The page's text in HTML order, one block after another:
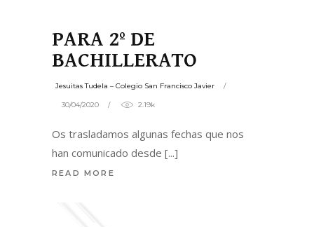
PARA 2º DE
BACHILLERATO
Jesuitas Tudela – Colegio San Francisco Javier
30/04/2020 2.19k
Os trasladamos algunas fechas que nos
han comunicado desde
READ MORE